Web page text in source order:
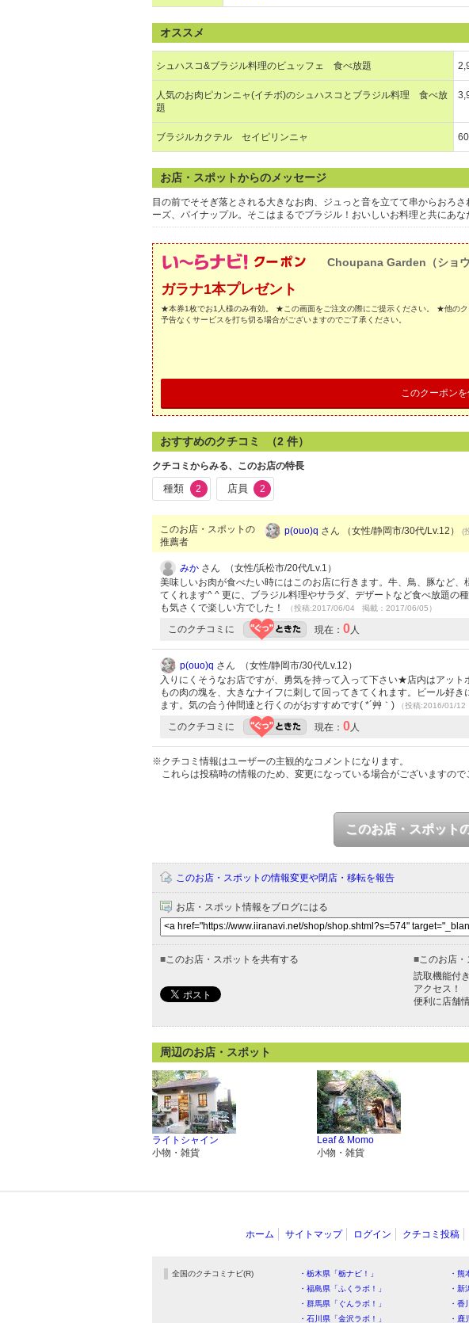
オススメ
シュハスコ&ブラジル料理のビュッフェ 食べ放題
人気のお肉ピカンニャ(イチボ)のシュハスコとブラジル料理 食べ放
題
ブラジルカクテル セイピリンニャ
お店・スポットからのメッセージ
目の前でそそぎ落とされる大きなお肉、ジュっと音を立てて串からおろ
ーズ、パイナップル。そこはまるでブラジル！おいしいお料理と共にあ
Choupana Garden（ショウ
ガラナ1本プレゼント
★本券1枚でお1人様のみ有効。 ★この画面をご注文の際にご提示ください。 ★他の
予告なくサービスを打ち切る場合がございますのでご了承ください。
このクーポン
おすすめのクチコミ （2 件）
クチコミからみる、このお店の特長
種類 2 店員 2
このお店・スポットの
推薦者
p(ouo)q さん （女性/静岡市/30代/Lv.12） (
みか さん （女性/浜松市/20代/Lv.1）
美味しいお肉が食べたい時にはこのお店に行きます。牛、鳥、豚など
てくれます^ ^ 更に、ブラジル料理やサラダ、デザートなど食べ放題の
も気さくで楽しい方でした！
（投稿:2017/06/04 掲載：2017/06/05）
このクチコミに 現在： 0 人
p(ouo)q さん （女性/静岡市/30代/Lv.12）
入りにくそうなお店ですが、勇気を持って入って下さい★店内はアッ
もの肉の塊を、大きなナイフに刺して回ってきてくれます。ビール好
ます。気の合う仲間達と行くのがおすすめです( *´艸｀)
（投稿:2016/01/
このクチコミに 現在： 0 人
※クチコミ情報はユーザーの主観的なコメントになります。
これらは投稿時の情報のため、変更になっている場合がございますので
このお店・スポット
このお店・スポットの情報変更や閉店・移転を報告
お店・スポット情報をブログにはる
■ このお店・スポットを共有する ■ このお店
読取機能付
アクセス！
便利に店舗
周辺のお店・スポット
ライトシャイン
小物・雑貨
Leaf & Momo
小物・雑貨
ホーム サイトマップ ログイン クチコミ投稿
全国のクチコミナビ(R) ・栃木県「栃ナビ！」 ・熊
・福島県「ふくラボ！」
・新
・群馬県「ぐんラボ！」
・香
・石川県「金沢ラボ！」
・鹿